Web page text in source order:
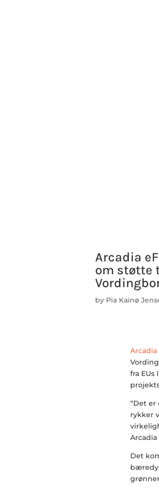
Arcadia
om støtte
by Pia Kainø
Arcadia
fra
“Det
rykker
Arcadia
Det